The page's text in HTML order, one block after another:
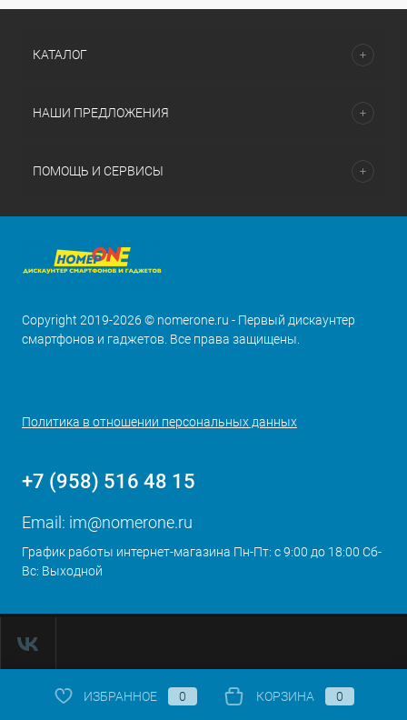
КАТАЛОГ
НАШИ ПРЕДЛОЖЕНИЯ
ПОМОЩЬ И СЕРВИСЫ
Copyright 2019-2026 © nomerone.ru - Первый дискаунтер
смартфонов и гаджетов. Все права защищены.
Политика в отношении персональных данных
+7 (958) 516 48 15
Email: im@nomerone.ru
График работы интернет-магазина Пн-Пт: с 9:00 до 18:00 Сб-
Вс: Выходной
ИЗБРАННОЕ 0 КОРЗИНА 0